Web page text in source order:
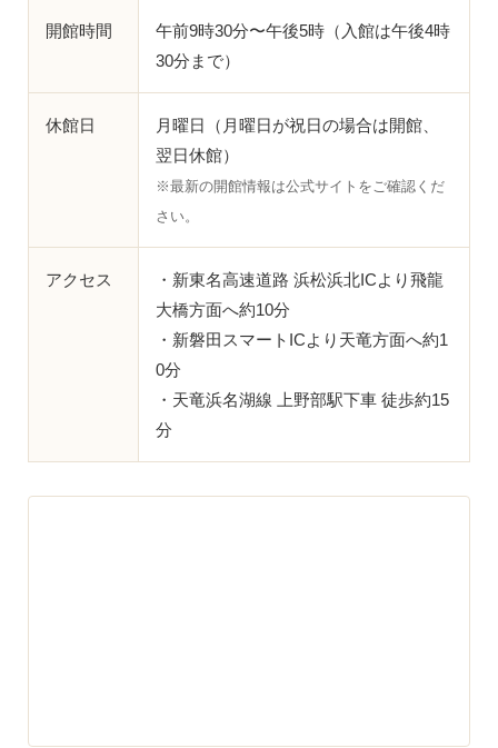
開館時間
午前9時30分〜午後5時（入館は午後4時
30分まで）
休館日
月曜日（月曜日が祝日の場合は開館、
翌日休館）
※最新の開館情報は公式サイトをご確認くだ
さい。
アクセス
・新東名高速道路 浜松浜北ICより飛龍
大橋方面へ約10分
・新磐田スマートICより天竜方面へ約1
0分
・天竜浜名湖線 上野部駅下車 徒歩約15
分